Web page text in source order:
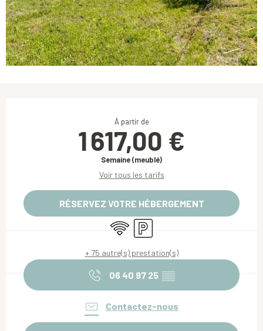
À partir de
1 617,00 €
Semaine (meublé)
Voir tous les tarifs
RÉSERVEZ VOTRE HÉBERGEMENT
WiFi Parking
+ 75 autre(s) prestation(s)
06 40 97 25 ▒▒
Contactez-nous